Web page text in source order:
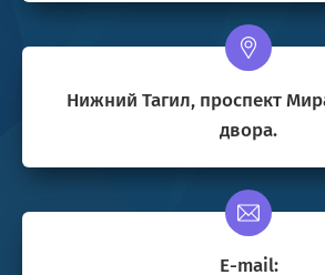
Нижний Тагил, проспект
двора.
E-mail: